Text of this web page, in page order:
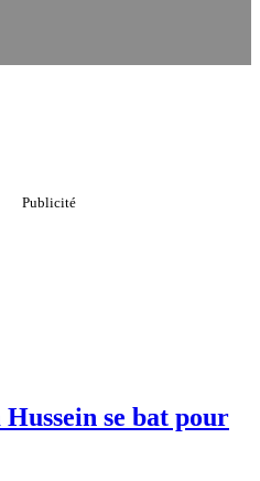
se bat pour